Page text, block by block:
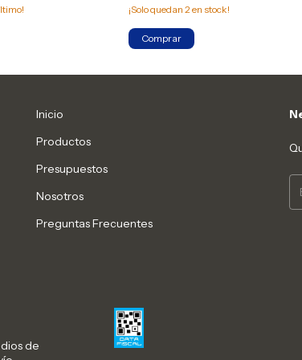
¡Solo quedan 2 en stock!
Inicio
Productos
Presupuestos
Nosotros
Preguntas Frecuentes
de